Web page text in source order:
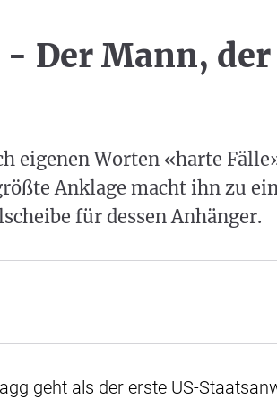
Der Mann,
eigenen Worten «harte
Anklage macht ihn zu
für dessen Anhänger.
geht als der erste US-